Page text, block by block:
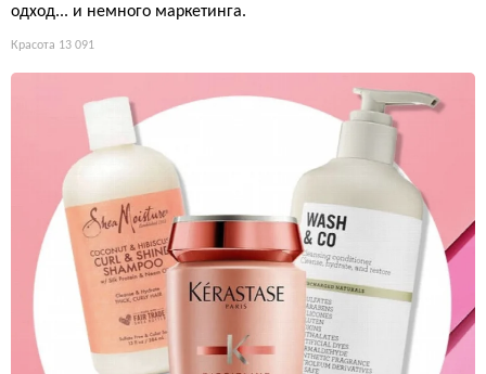
одход... и немного маркетинга.
Красота 13 091